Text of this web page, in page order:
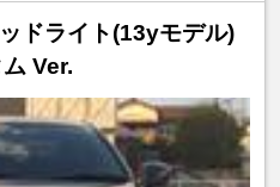
ドライト(13yモデル)
Ver.